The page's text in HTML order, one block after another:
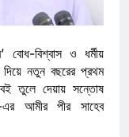
বোধ-বিশ্বাস ও ধর্মীয়
দিয়ে নতুন বছরের প্রথম
বই তুলে দেয়ায় সন্তোষ
এর আমীর পীর সাহেব